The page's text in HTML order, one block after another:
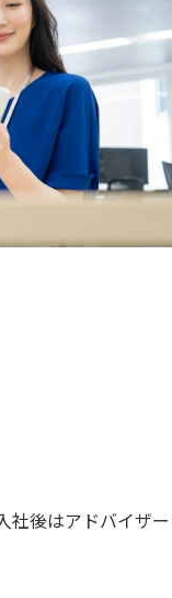
後はアドバイザー